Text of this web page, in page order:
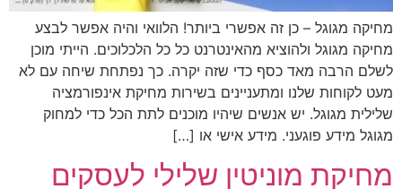
מחיקה מגוגל – כן זה אפשרי ביותר! הלוואי והיה אפשר לבצע
מחיקה מגוגל ולהוציא מהאינטרנט כל כל הלכלוכים. הייתי מוכן
לשלם הרבה מאד כסף כדי שזה יקרה. כך נפתחת שיחה עם לא
מעט לקוחות שלנו ומתעניינים בשירות מחיקת אינפורמציה
שלילית מגוגל. יש אנשים שיהיו מוכנים לתת הכל כדי למחוק
מגוגל מידע פוגעני. מידע אישי או […]
מחיקת מוניטין שלילי לעסקים